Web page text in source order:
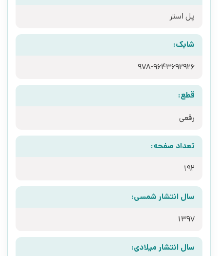
پل استر
شابک:
978-9643692926
قطع:
رقعی
تعداد صفحه:
192
سال انتشار شمسی:
1397
سال انتشار میلادی: